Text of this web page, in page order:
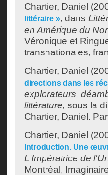
Chartier, Daniel
littéraire », dans
en Amérique du
Véronique et
transnationales,
Chartier, Daniel
directions dans les
explorateurs,
littérature, sous la
Chartier, Daniel .
Chartier, Daniel
Introduction. Une
L'Impératrice de
Montréal,